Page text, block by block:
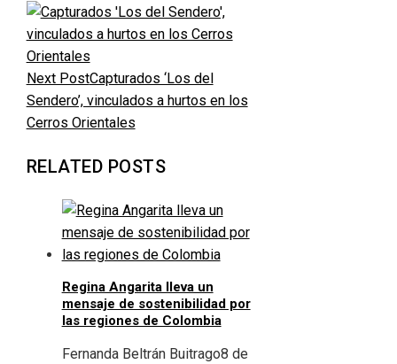
Next PostCapturados ‘Los del
Sendero’, vinculados a hurtos en los
Cerros Orientales
RELATED POSTS
Regina Angarita lleva un
mensaje de sostenibilidad por
las regiones de Colombia
Fernanda Beltrán Buitrago8 de